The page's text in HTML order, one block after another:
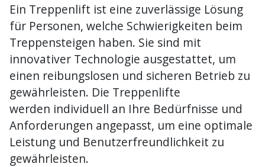
Ein Treppenlift ist eine zuverlässige Lösung
für Personen, welche Schwierigkeiten beim
Treppensteigen haben. Sie sind mit
innovativer Technologie ausgestattet, um
einen reibungslosen und sicheren Betrieb zu
gewährleisten. Die Treppenlifte
werden individuell an Ihre Bedürfnisse und
Anforderungen angepasst, um eine optimale
Leistung und Benutzerfreundlichkeit zu
gewährleisten.